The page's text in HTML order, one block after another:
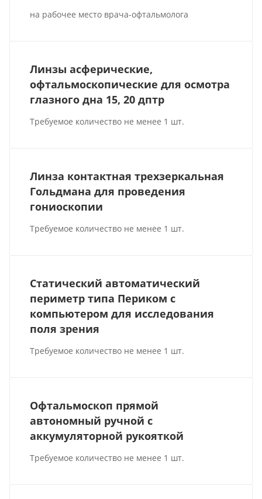
на рабочее место врача-офтальмолога
Линзы асферические,
офтальмоскопические для осмотра
глазного дна 15, 20 дптр
Требуемое количество не менее 1 шт.
Линза контактная трехзеркальная
Гольдмана для проведения
гониоскопии
Требуемое количество не менее 1 шт.
Статический автоматический
периметр типа Периком с
компьютером для исследования
поля зрения
Требуемое количество не менее 1 шт.
Офтальмоскоп прямой
автономный ручной с
аккумуляторной рукояткой
Требуемое количество не менее 1 шт.